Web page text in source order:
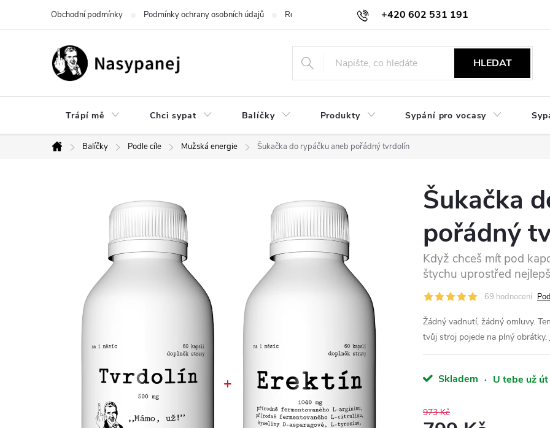
+420 602 531 191
Obchodní podmínky Podmínky ochrany osobních údajů Reklamace a vrácení Obchodní sdělení Hodnocení obchodu
HLEDAT
Trápí mě Chci sypat Balíčky Produkty Sypání pro vocasy
Domů
Balíčky Podle cíle Mužská energie Šukačka do rypáčku aneb pořádný tvrdolín
Šukačka
pořádný
Když chceš mít pod
štychu uprostřed
69 hodnocení
Žádný vadnutí, žádný omluvy.
tvůj stroj pojede na plný obrátky.
Skladem · U tebe už
973 Kč